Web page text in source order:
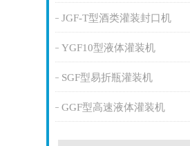
JGF-T型酒类灌装封口机
YGF10型液体灌装机
SGF型易折瓶灌装机
GGF型高速液体灌装机